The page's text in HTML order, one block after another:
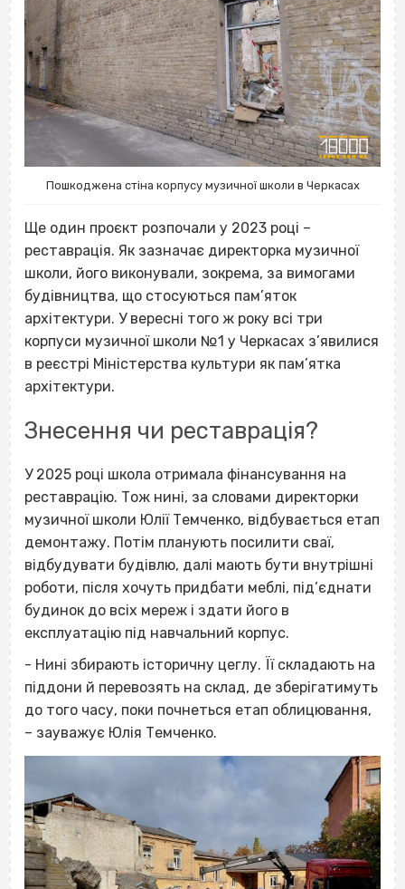
Пошкоджена стіна корпусу музичної школи в Черкасах
Ще один проєкт розпочали у 2023 році –
реставрація. Як зазначає директорка музичної
школи, його виконували, зокрема, за вимогами
будівництва, що стосуються пам’яток
архітектури. У вересні того ж року всі три
корпуси музичної школи №1 у Черкасах з’явилися
в реєстрі Міністерства культури як пам’ятка
архітектури.
Знесення чи реставрація?
У 2025 році школа отримала фінансування на
реставрацію. Тож нині, за словами директорки
музичної школи Юлії Темченко, відбувається етап
демонтажу. Потім планують посилити сваї,
відбудувати будівлю, далі мають бути внутрішні
роботи, після хочуть придбати меблі, під’єднати
будинок до всіх мереж і здати його в
експлуатацію під навчальний корпус.
- Нині збирають історичну цеглу. Її складають на
піддони й перевозять на склад, де зберігатимуть
до того часу, поки почнеться етап облицювання,
– зауважує Юлія Темченко.